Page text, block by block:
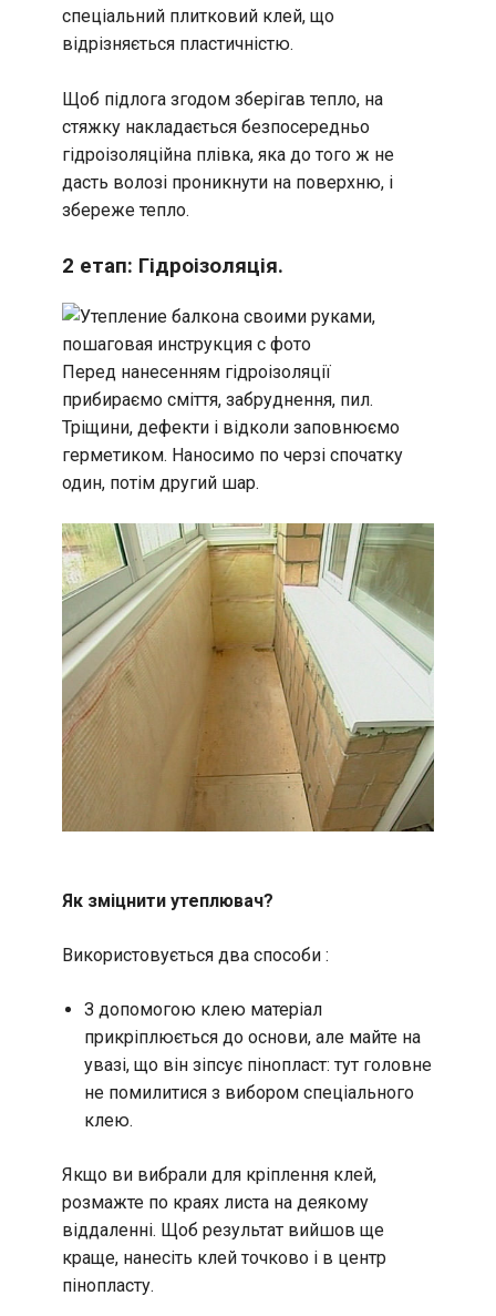
спеціальний плитковий клей, що
відрізняється пластичністю.
Щоб підлога згодом зберігав тепло, на
стяжку накладається безпосередньо
гідроізоляційна плівка, яка до того ж не
дасть волозі проникнути на поверхню, і
збереже тепло.
2 етап: Гідроізоляція.
Перед нанесенням гідроізоляції
прибираємо сміття, забруднення, пил.
Тріщини, дефекти і відколи заповнюємо
герметиком. Наносимо по черзі спочатку
один, потім другий шар.
Як зміцнити утеплювач?
Використовується два способи :
З допомогою клею матеріал
прикріплюється до основи, але майте на
увазі, що він зіпсує пінопласт: тут головне
не помилитися з вибором спеціального
клею.
Якщо ви вибрали для кріплення клей,
розмажте по краях листа на деякому
віддаленні. Щоб результат вийшов ще
краще, нанесіть клей точково і в центр
пінопласту.